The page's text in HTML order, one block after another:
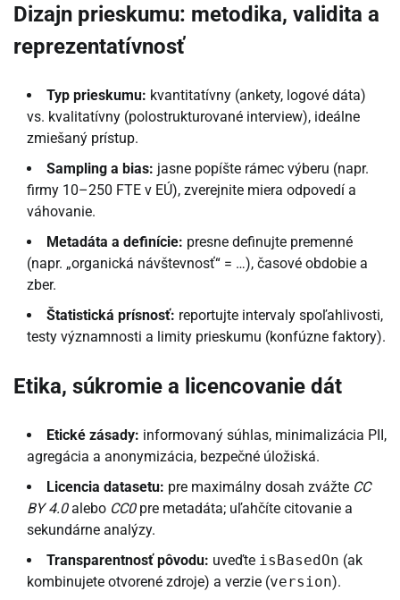
Dizajn prieskumu: metodika, validita a
reprezentatívnosť
Typ prieskumu: kvantitatívny (ankety, logové dáta)
vs. kvalitatívny (polostrukturované interview), ideálne
zmiešaný prístup.
Sampling a bias: jasne popíšte rámec výberu (napr.
firmy 10–250 FTE v EÚ), zverejnite miera odpovedí a
váhovanie.
Metadáta a definície: presne definujte premenné
(napr. „organická návštevnosť“ = …), časové obdobie a
zber.
Štatistická prísnosť: reportujte intervaly spoľahlivosti,
testy významnosti a limity prieskumu (konfúzne faktory).
Etika, súkromie a licencovanie dát
Etické zásady: informovaný súhlas, minimalizácia PII,
agregácia a anonymizácia, bezpečné úložiská.
Licencia datasetu: pre maximálny dosah zvážte CC
BY 4.0alebo CC0pre metadáta; uľahčíte citovanie a
sekundárne analýzy.
Transparentnosť pôvodu: uveďte isBasedOn (ak
kombinujete otvorené zdroje) a verzie (version).